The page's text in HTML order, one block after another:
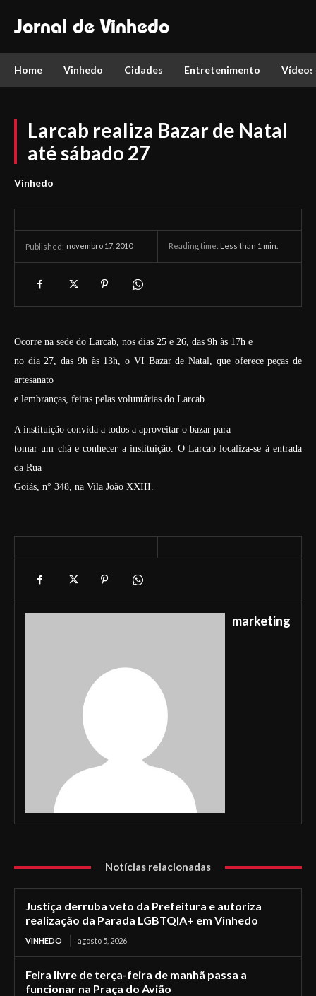
Jornal de Vinhedo
Home Vinhedo Cidades Entretenimento Vídeos
Larcab realiza Bazar de Natal
até sábado 27
Vinhedo
Published: novembro 17, 2010 Reading time: Less than 1 min.
Ocorre na sede do Larcab, nos dias 25 e 26, das 9h às 17h e
no dia 27, das 9h às 13h, o VI Bazar de Natal, que oferece peças de
artesanato
e lembranças, feitas pelas voluntárias do Larcab.
A instituição convida a todos a aproveitar o bazar para
tomar um chá e conhecer a instituição. O Larcab localiza-se à entrada
da Rua
Goiás, n° 348, na Vila João XXIII.
marketing
Notícias relacionadas
Justiça derruba veto da Prefeitura e autoriza
realização da Parada LGBTQIA+ em Vinhedo
VINHEDO agosto 5, 2026
Feira livre de terça-feira de manhã passa a
funcionar na Praça do Avião